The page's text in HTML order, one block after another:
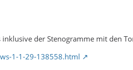
der Stenogramme mit den
1-1-29-138558.html